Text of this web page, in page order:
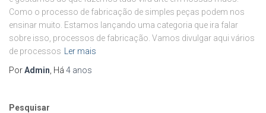
Como o processo de fabricação de simples peças podem nos
ensinar muito. Estamos lançando uma categoria que ira falar
sobre isso, processos de fabricação. Vamos divulgar aqui vários
de processos
Ler mais
PorAdmin , Há 4 anos
Pesquisar